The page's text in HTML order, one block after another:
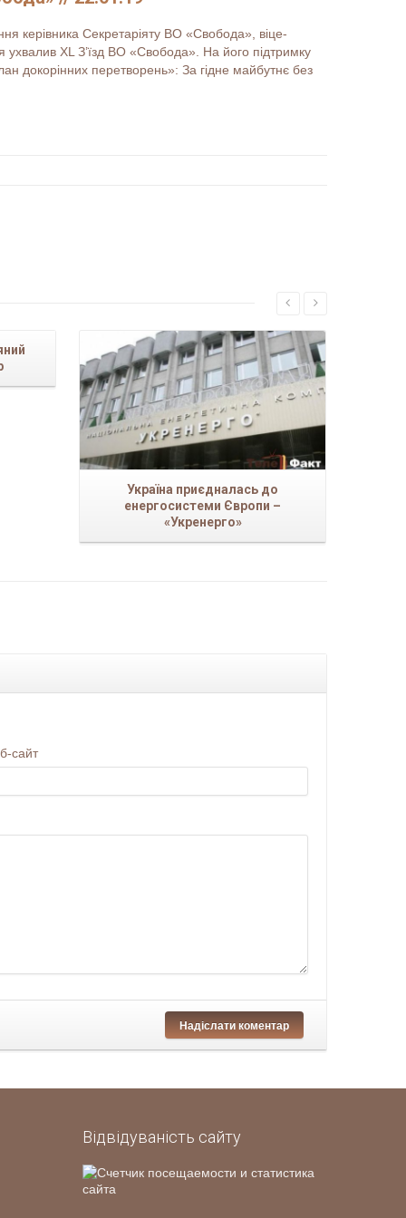
керівника Секретаріяту ВО «Свобода», віце-
XL З’їзд ВО «Свобода». На його підтримку
докорінних перетворень»: За гідне майбутнє без
Україна приєдналась до
енергосистеми Європи –
«Укренерго»
сайт
Надіслати коментар
Відвідуваність сайту